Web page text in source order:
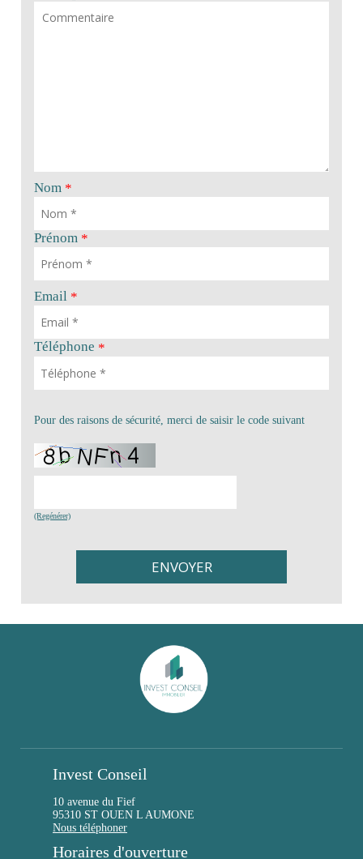
Nom *
Prénom *
Email *
Téléphone *
Pour des raisons de sécurité, merci de saisir le code suivant
(Regénérer)
Invest Conseil
10 avenue du Fief
95310 ST OUEN L AUMONE
Nous téléphoner
Horaires d'ouverture